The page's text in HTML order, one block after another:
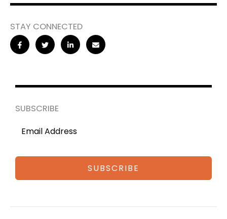
STAY CONNECTED
SUBSCRIBE
SUBSCRIBE